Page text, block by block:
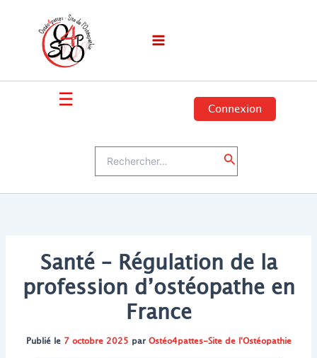
☰ Connexion
Rechercher
Santé – Régulation de la
profession d’ostéopathe en
France
Publié le 7 octobre 2025 parOstéo4pattes-Site de l'Ostéopathie